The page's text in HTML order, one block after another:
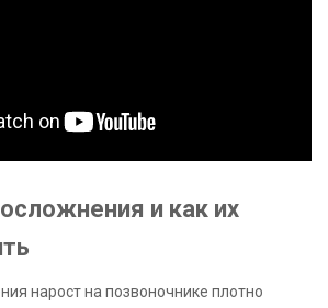
и как их
нарост на позвоночнике плотно